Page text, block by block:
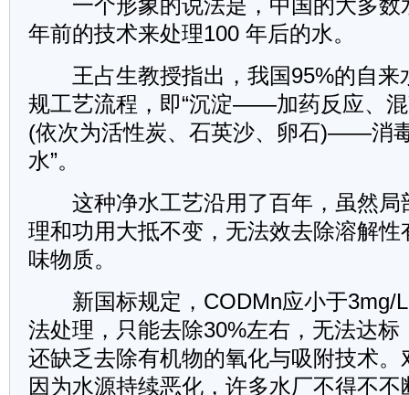
一个形象的说法是，中国的大多数
年前的技术来处理100 年后的水。
王占生教授指出，我国95%的自来
规工艺流程，即“沉淀——加药反应、
(依次为活性炭、石英沙、卵石)——
水”。
这种净水工艺沿用了百年，虽然局
理和功用大抵不变，无法效去除溶解
味物质。
新国标规定，CODMn应小于3mg/L
法处理，只能去除30%左右，无法达标
还缺乏去除有机物的氧化与吸附技术
因为水源持续恶化，许多水厂不得不